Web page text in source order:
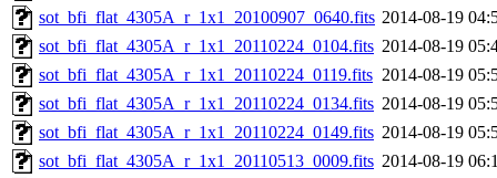
sot_bfi_flat_4305A_r_1x1_20100907_0640.fits 2014-08-19
sot_bfi_flat_4305A_r_1x1_20110224_0104.fits 2014-08-19
sot_bfi_flat_4305A_r_1x1_20110224_0119.fits 2014-08-19
sot_bfi_flat_4305A_r_1x1_20110224_0134.fits 2014-08-19
sot_bfi_flat_4305A_r_1x1_20110224_0149.fits 2014-08-19
sot_bfi_flat_4305A_r_1x1_20110513_0009.fits 2014-08-19